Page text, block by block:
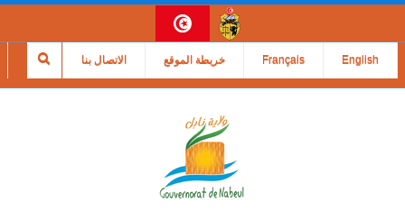
الاتصال بنا خريطة الموقع Français English